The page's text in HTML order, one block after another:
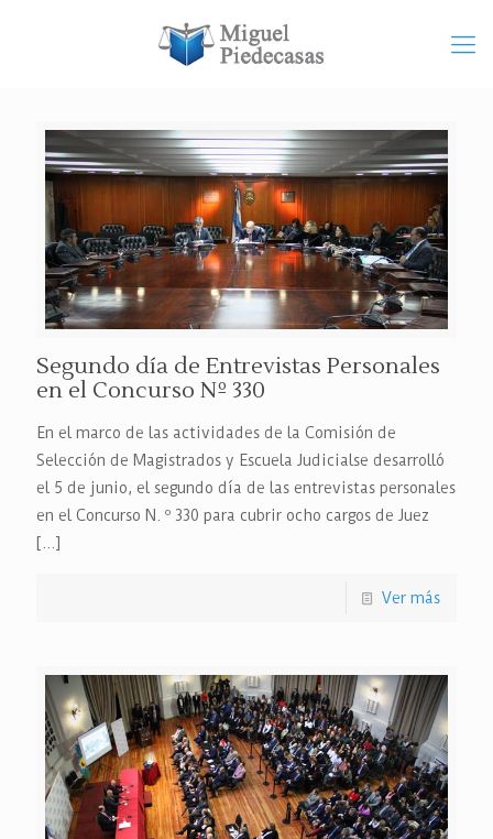
Segundo día de Entrevistas Personales
en el Concurso Nº 330
En el marco de las actividades de la Comisión de
Selección de Magistrados y Escuela Judicialse desarrolló
el 5 de junio, el segundo día de las entrevistas personales
en el Concurso N. º 330 para cubrir ocho cargos de Juez
[…]
Ver más